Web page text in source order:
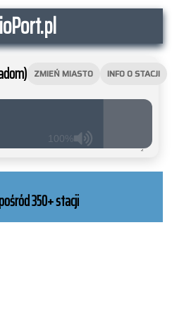
ZMIEŃ MIASTO INFO O STACJI
100%
350+ stacji